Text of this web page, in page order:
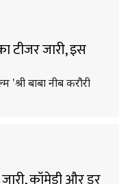
टीजर जारी, इस
बाबा नीब करौरी